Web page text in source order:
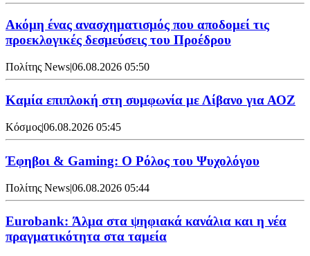
Ακόμη ένας ανασχηματισμός που αποδομεί τις
προεκλογικές δεσμεύσεις του Προέδρου
Πολίτης News|06.08.2026 05:50
Καμία επιπλοκή στη συμφωνία με Λίβανο για ΑΟΖ
Κόσμος|06.08.2026 05:45
Έφηβοι & Gaming: Ο Ρόλος του Ψυχολόγου
Πολίτης News|06.08.2026 05:44
Eurobank: Άλμα στα ψηφιακά κανάλια και η νέα
πραγματικότητα στα ταμεία